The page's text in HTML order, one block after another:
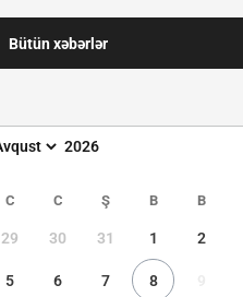
Bütün xəbərlər
C C Ş B B
29 30 31 1 2
5 6 7 8